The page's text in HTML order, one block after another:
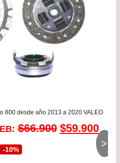
800 desde año 2013 a 2020 VALEO
$66.900 El
$59.900El
-10%
>